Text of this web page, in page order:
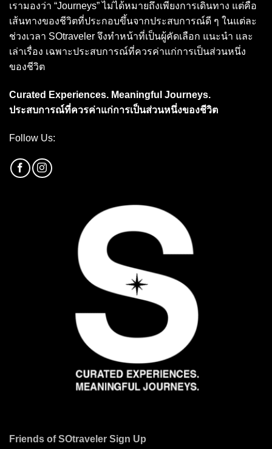
เรามองว่า “Journeys” ไม่ได้หมายถึงเพียงการเดินทาง แต่คือ
เส้นทางของชีวิตที่ประกอบขึ้นจากประสบการณ์ดี ๆ ในแต่ละ
ช่วงเวลา SOtraveler จึงทำหน้าที่เป็นผู้คัดเลือก แนะนำ และ
เล่าเรื่อง เฉพาะประสบการณ์ที่ควรค่าแก่การเป็นส่วนหนึ่ง
ของชีวิต
Curated Experiences. Meaningful Journeys.
ประสบการณ์ที่ควรค่าแก่การเป็นส่วนหนึ่งของชีวิต
Follow Us:
Friends of SOtraveler Sign Up